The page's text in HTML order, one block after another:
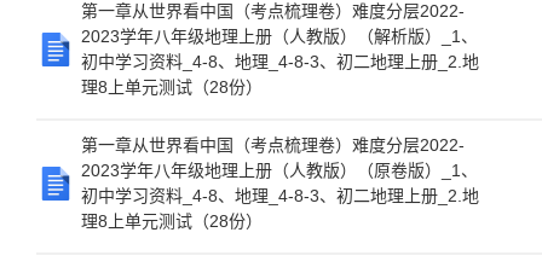
第一章从世界看中国（考点梳理卷）难度分层2022-
2023学年八年级地理上册（人教版）（解析版）_1、
初中学习资料_4-8、地理_4-8-3、初二地理上册_2.地
理8上单元测试（28份）
第一章从世界看中国（考点梳理卷）难度分层2022-
2023学年八年级地理上册（人教版）（原卷版）_1、
初中学习资料_4-8、地理_4-8-3、初二地理上册_2.地
理8上单元测试（28份）